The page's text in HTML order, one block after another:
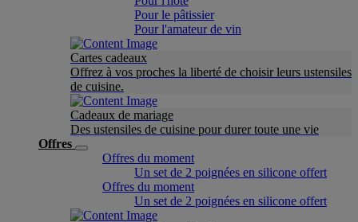
Pour le pâtissier
Pour l'amateur de vin
Cartes cadeaux
Offrez à vos proches la liberté de choisir leurs ustensiles
de cuisine.
Cadeaux de mariage
Des ustensiles de cuisine pour durer toute une vie
Offres
Offres du moment
Un set de 2 poignées en silicone offert
Offres du moment
Un set de 2 poignées en silicone offert